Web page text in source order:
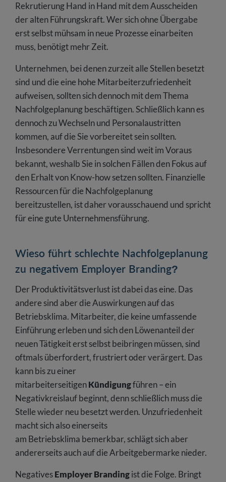
Rekrutierung Hand in Hand mit dem Ausscheiden
der alten Führungskraft. Wer sich ohne Übergabe
erst selbst mühsam in neue Prozesse einarbeiten
muss, benötigt mehr Zeit.
Unternehmen, bei denen zurzeit alle Stellen besetzt
sind und die eine hohe Mitarbeiterzufriedenheit
aufweisen, sollten sich dennoch mit dem Thema
Nachfolgeplanung beschäftigen. Schließlich kann es
dennoch zu Wechseln und Personalaustritten
kommen, auf die Sie vorbereitet sein sollten.
Insbesondere Verrentungen sind weit im Voraus
bekannt, weshalb Sie in solchen Fällen den Fokus auf
den Erhalt von Know-how setzen sollten. Finanzielle
Ressourcen für die Nachfolgeplanung
bereitzustellen, ist daher vorausschauend und spricht
für eine gute Unternehmensführung.
Wieso führt schlechte Nachfolgeplanung
zu negativem Employer Branding?
Der Produktivitätsverlust ist dabei das eine. Das
andere sind aber die Auswirkungen auf das
Betriebsklima. Mitarbeiter, die keine umfassende
Einführung erleben und sich den Löwenanteil der
neuen Tätigkeit erst selbst beibringen müssen, sind
oftmals überfordert, frustriert oder verärgert. Das
kann bis zu einer
mitarbeiterseitigenKündigungführen – ein
Negativkreislauf beginnt, denn schließlich muss die
Stelle wieder neu besetzt werden. Unzufriedenheit
macht sich also einerseits
am Betriebsklima bemerkbar, schlägt sich aber
andererseits auch auf die Arbeitgebermarke nieder.
NegativesEmployer Brandingist die Folge. Bringt